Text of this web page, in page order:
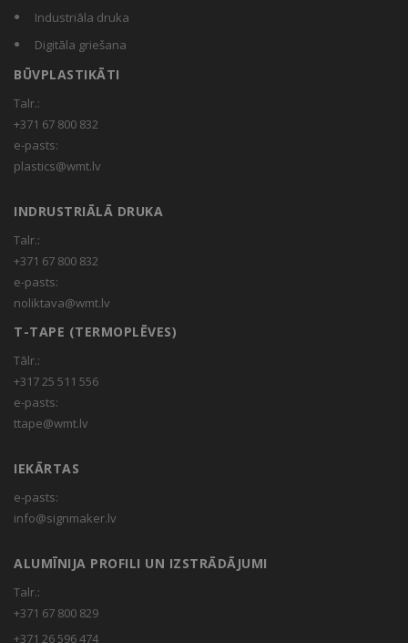
Industriāla druka
Digitāla griešana
BŪVPLASTIKĀTI
Talr.:
+371 67 800 832
e-pasts:
plastics@wmt.lv
INDRUSTRIĀLĀ DRUKA
Talr.:
+371 67 800 832
e-pasts:
noliktava@wmt.lv
T-TAPE (TERMOPLĒVES)
Tālr.:
+317 25 511 556
e-pasts:
ttape@wmt.lv
IEKĀRTAS
e-pasts:
info@signmaker.lv
ALUMĪNIJA PROFILI UN IZSTRĀDĀJUMI
Talr.:
+371 67 800 829
+371 26 596 474